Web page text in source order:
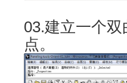
03.建立一个
点。